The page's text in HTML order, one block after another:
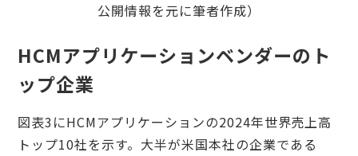
公開情報を元に筆者作成）
HCMアプリケーションベンダーのト
ップ企業
図表3にHCMアプリケーションの2024年世界売上高
トップ10社を示す。大半が米国本社の企業である